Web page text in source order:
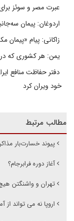
عبرت مصر و سوئز
اردوغان: پیمان
زاکانی: پیام
یمن: هر کشوری که در
دفتر حفاظت منافع
خود ویران کرد
مطالب مرتبط
پیوند خسارت‌بار
آغاز دوره فرابرجام؟
تهران و واشنگتن هیچ
اروپا نه می تواند